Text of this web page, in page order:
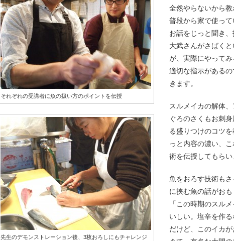
全然やらないから
普段から家で使っ
お話をじっと聞き、
大武さんがさばく
が、実際にやって
適切な指示がある
きます。
スルメイカの解体
ぐろのさくもお刺
る盛りつけのコツ
っと内容の濃い、
術を伝授してもらい
魚をおろす技術も
に挟む魚の話がおも
「この時期のスル
いしい。塩辛を作
だけど、このイカ
それぞれの受講者に魚の扱い方のポイントを伝授
先生のデモンストレーション後、3枚おろしにもチャレンジ